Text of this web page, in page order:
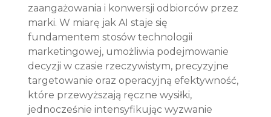
zaangażowania i konwersji odbiorców przez
marki. W miarę jak AI staje się
fundamentem stosów technologii
marketingowej, umożliwia podejmowanie
decyzji w czasie rzeczywistym, precyzyjne
targetowanie oraz operacyjną efektywność,
które przewyższają ręczne wysiłki,
jednocześnie intensyfikując wyzwanie